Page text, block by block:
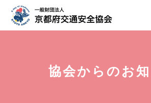
協会からのお